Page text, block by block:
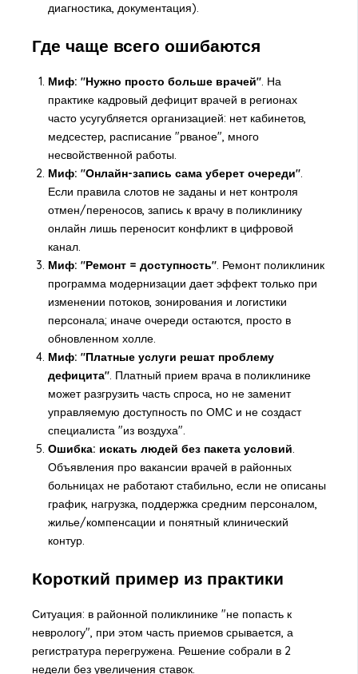
диагностика, документация).
Где чаще всего ошибаются
Миф: "Нужно просто больше врачей". На
практике кадровый дефицит врачей в регионах
часто усугубляется организацией: нет кабинетов,
медсестер, расписание "рваное", много
несвойственной работы.
Миф: "Онлайн-запись сама уберет очереди".
Если правила слотов не заданы и нет контроля
отмен/переносов, запись к врачу в поликлинику
онлайн лишь переносит конфликт в цифровой
канал.
Миф: "Ремонт = доступность". Ремонт поликлиник
программа модернизации дает эффект только при
изменении потоков, зонирования и логистики
персонала; иначе очереди остаются, просто в
обновленном холле.
Миф: "Платные услуги решат проблему
дефицита". Платный прием врача в поликлинике
может разгрузить часть спроса, но не заменит
управляемую доступность по ОМС и не создаст
специалиста "из воздуха".
Ошибка: искать людей без пакета условий.
Объявления про вакансии врачей в районных
больницах не работают стабильно, если не описаны
график, нагрузка, поддержка средним персоналом,
жилье/компенсации и понятный клинический
контур.
Короткий пример из практики
Ситуация: в районной поликлинике "не попасть к
неврологу", при этом часть приемов срывается, а
регистратура перегружена. Решение собрали в 2
недели без увеличения ставок.